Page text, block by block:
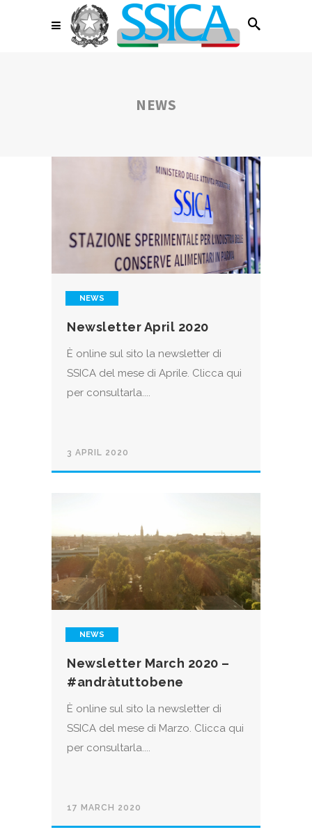
NEWS
NEWS
Newsletter April 2020
È online sul sito la newsletter di
SSICA del mese di Aprile. Clicca qui
per consultarla....
3 APRIL 2020
NEWS
Newsletter March 2020 –
#andràtuttobene
È online sul sito la newsletter di
SSICA del mese di Marzo. Clicca qui
per consultarla....
17 MARCH 2020